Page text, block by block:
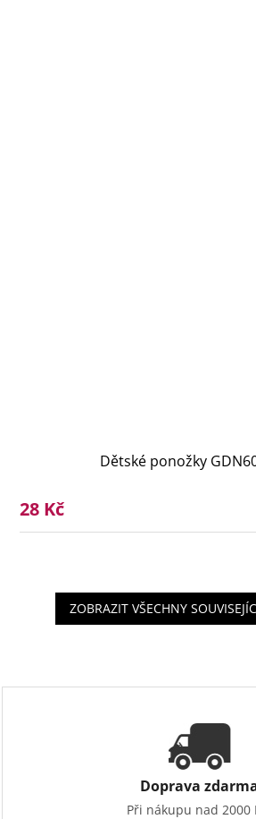
Dětské ponožky
28 Kč
ZOBRAZIT VŠECHNY
Doprava
Při nákupu nad 2000